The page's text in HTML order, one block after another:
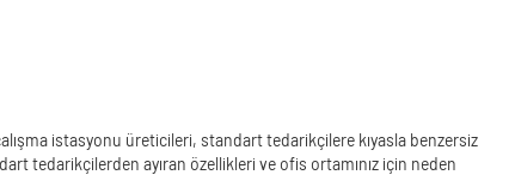
istasyonu üreticileri, standart tedarikçilere kıyasla benzersiz
tedarikçilerden ayıran özellikleri ve ofis ortamınız için neden